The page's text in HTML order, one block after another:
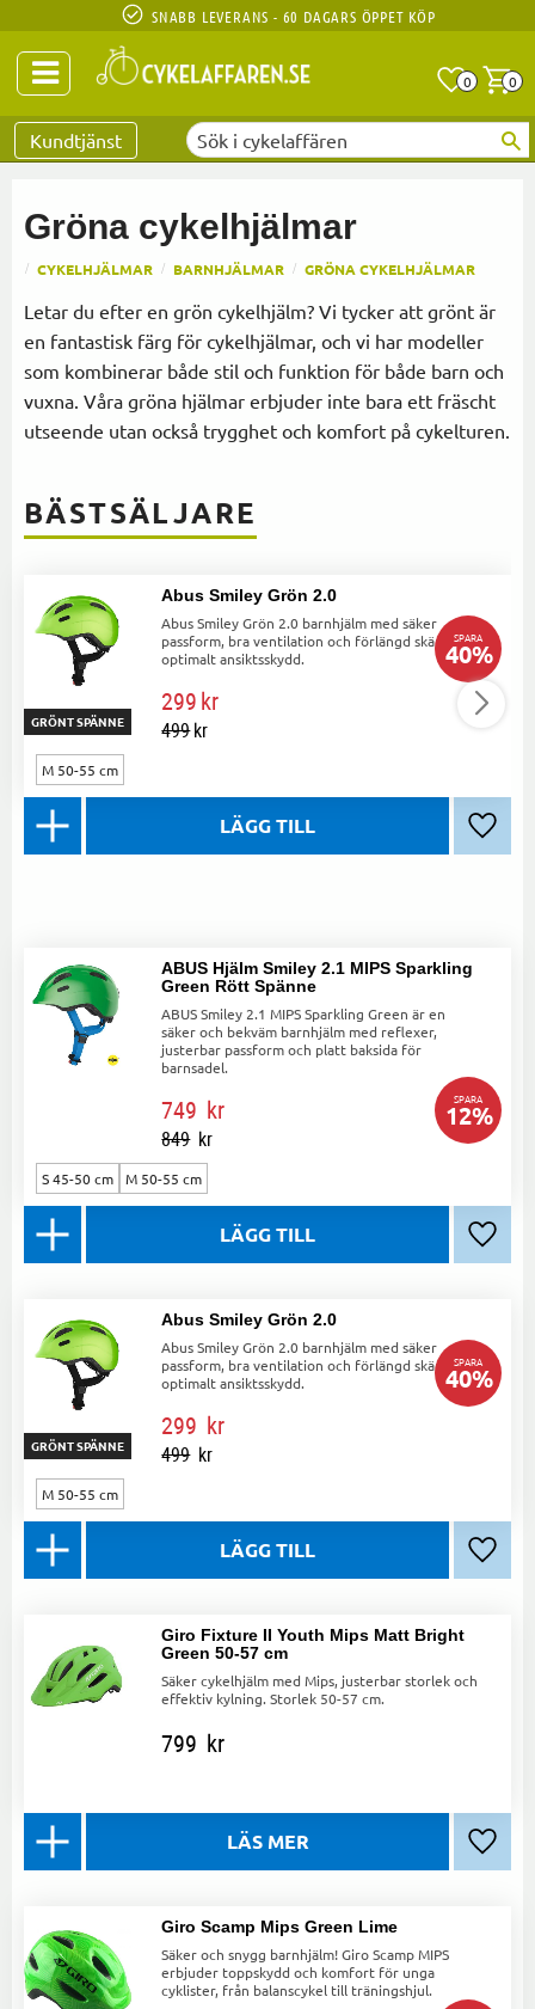
SNABB LEVERANS - 60 DAGARS ÖPPET KÖP
0 0
Kundtjänst
Gröna cykelhjälmar
CYKELHJÄLMAR BARNHJÄLMAR GRÖNA CYKELHJÄLMAR
Letar du efter en grön cykelhjälm? Vi tycker att grönt är
en fantastisk färg för cykelhjälmar, och vi har modeller
som kombinerar både stil och funktion för både barn och
vuxna. Våra gröna hjälmar erbjuder inte bara ett fräscht
utseende utan också trygghet och komfort på cykelturen.
BÄSTSÄLJARE
Abus Smiley Grön 2.0
Abus Smiley Grön 2.0 barnhjälm med säker
passform, bra ventilation och förlängd skärm för
optimalt ansiktsskydd.
299kr
499kr
SPARA
40%
GRÖNT SPÄNNE
Lägg
M 50-55 cm
ABUS Hjälm Smiley 2.1 MIPS Sparkling
Green Rött Spänne
ABUS Smiley 2.1 MIPS Sparkling Green är en
säker och bekväm barnhjälm med reflexer,
justerbar passform och platt baksida för
barnsadel.
749 kr
849 kr
SPARA
12%
Lägg
S 45-50 cm M 50-55 cm
Abus Smiley Grön 2.0
Abus Smiley Grön 2.0 barnhjälm med säker
passform, bra ventilation och förlängd skärm för
optimalt ansiktsskydd.
299 kr
499 kr
SPARA
40%
GRÖNT SPÄNNE
Lägg
M 50-55 cm
Giro Fixture II Youth Mips Matt Bright
Green 50-57 cm
Säker cykelhjälm med Mips, justerbar storlek och
effektiv kylning. Storlek 50-57 cm.
799 kr
Lägg
Giro Scamp Mips Green Lime
Säker och snygg barnhjälm! Giro Scamp MIPS
erbjuder toppskydd och komfort för unga
cyklister, från balanscykel till träningshjul.